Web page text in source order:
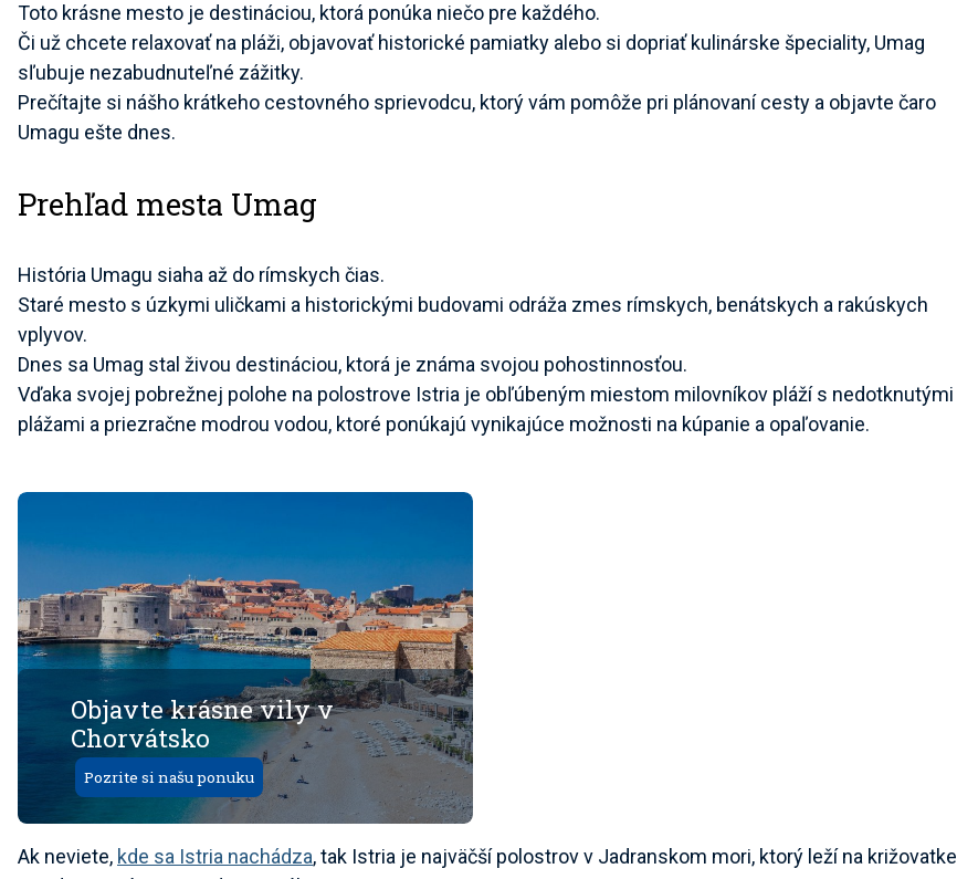
Toto krásne mesto je destináciou, ktorá ponúka niečo pre každého.
Či už chcete relaxovať na pláži, objavovať historické pamiatky alebo si dopriať kulinárske špeciality, Umag
sľubuje nezabudnuteľné zážitky.
Prečítajte si nášho krátkeho cestovného sprievodcu, ktorý vám pomôže pri plánovaní cesty a objavte čaro
Umagu ešte dnes.
Prehľad mesta Umag
História Umagu siaha až do rímskych čias.
Staré mesto s úzkymi uličkami a historickými budovami odráža zmes rímskych, benátskych a rakúskych
vplyvov.
Dnes sa Umag stal živou destináciou, ktorá je známa svojou pohostinnosťou.
Vďaka svojej pobrežnej polohe na polostrove Istria je obľúbeným miestom milovníkov pláží s nedotknutými
plážami a priezračne modrou vodou, ktoré ponúkajú vynikajúce možnosti na kúpanie a opaľovanie.
Objavte krásne vily v
Chorvátsko
Pozrite si našu ponuku
Ak neviete, kde sa Istria nachádza, tak Istria je najväčší polostrov v Jadranskom mori, ktorý leží na križovatke